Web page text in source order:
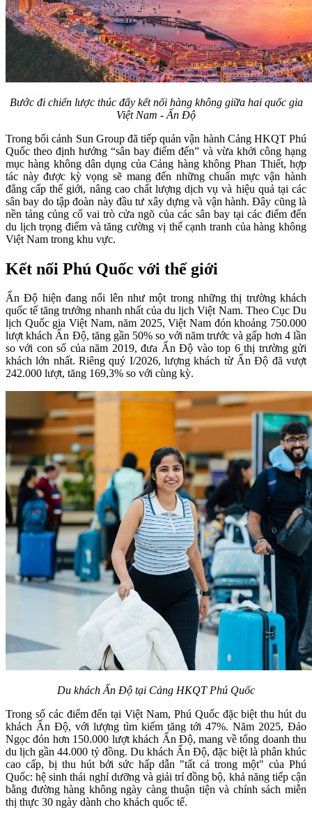
Bước đi chiến lược thúc đẩy kết nối hàng không giữa hai quốc gia
Việt Nam - Ấn Độ
Trong bối cảnh Sun Group đã tiếp quản vận hành Cảng HKQT Phú
Quốc theo định hướng “sân bay điểm đến” và vừa khởi công hạng
mục hàng không dân dụng của Cảng hàng không Phan Thiết, hợp
tác này được kỳ vọng sẽ mang đến những chuẩn mực vận hành
đẳng cấp thế giới, nâng cao chất lượng dịch vụ và hiệu quả tại các
sân bay do tập đoàn này đầu tư xây dựng và vận hành. Đây cũng là
nền tảng củng cố vai trò cửa ngõ của các sân bay tại các điểm đến
du lịch trọng điểm và tăng cường vị thế cạnh tranh của hàng không
Việt Nam trong khu vực.
Kết nối Phú Quốc với thế giới
Ấn Độ hiện đang nổi lên như một trong những thị trường khách
quốc tế tăng trưởng nhanh nhất của du lịch Việt Nam. Theo Cục Du
lịch Quốc gia Việt Nam, năm 2025, Việt Nam đón khoảng 750.000
lượt khách Ấn Độ, tăng gần 50% so với năm trước và gấp hơn 4 lần
so với con số của năm 2019, đưa Ấn Độ vào top 6 thị trường gửi
khách lớn nhất. Riêng quý I/2026, lượng khách từ Ấn Độ đã vượt
242.000 lượt, tăng 169,3% so với cùng kỳ.
Du khách Ấn Độ tại Cảng HKQT Phú Quốc
Trong số các điểm đến tại Việt Nam, Phú Quốc đặc biệt thu hút du
khách Ấn Độ, với lượng tìm kiếm tăng tới 47%. Năm 2025, Đảo
Ngọc đón hơn 150.000 lượt khách Ấn Độ, mang về tổng doanh thu
du lịch gần 44.000 tỷ đồng. Du khách Ấn Độ, đặc biệt là phân khúc
cao cấp, bị thu hút bởi sức hấp dẫn "tất cả trong một" của Phú
Quốc: hệ sinh thái nghỉ dưỡng và giải trí đồng bộ, khả năng tiếp cận
bằng đường hàng không ngày càng thuận tiện và chính sách miễn
thị thực 30 ngày dành cho khách quốc tế.